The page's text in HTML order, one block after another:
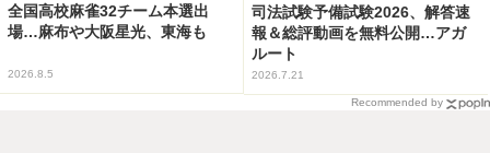
全国高校麻雀32チーム本選出
場…麻布や大阪星光、東海も
2026.8.5
司法試験予備試験2026、解答速
報＆総評動画を無料公開…アガ
ルート
2026.7.21
Recommended by